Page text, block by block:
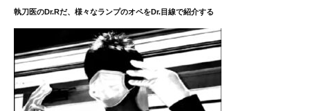
り
執刀医のDr.Rだ、様々なランプのオペをDr.目線で紹介する